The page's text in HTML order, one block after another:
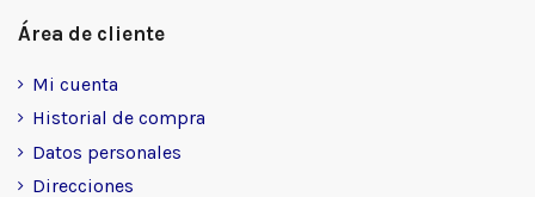
Área de cliente
Mi cuenta
Historial de compra
Datos personales
Direcciones